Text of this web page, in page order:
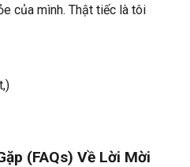
của mình. Thật tiếc là tôi
(FAQs) Về Lời Mời